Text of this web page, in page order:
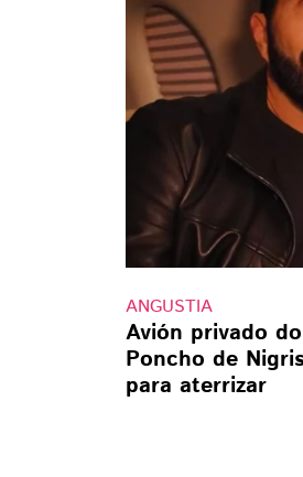
ANGUSTIA
Avión privado
Poncho de
para aterrizar